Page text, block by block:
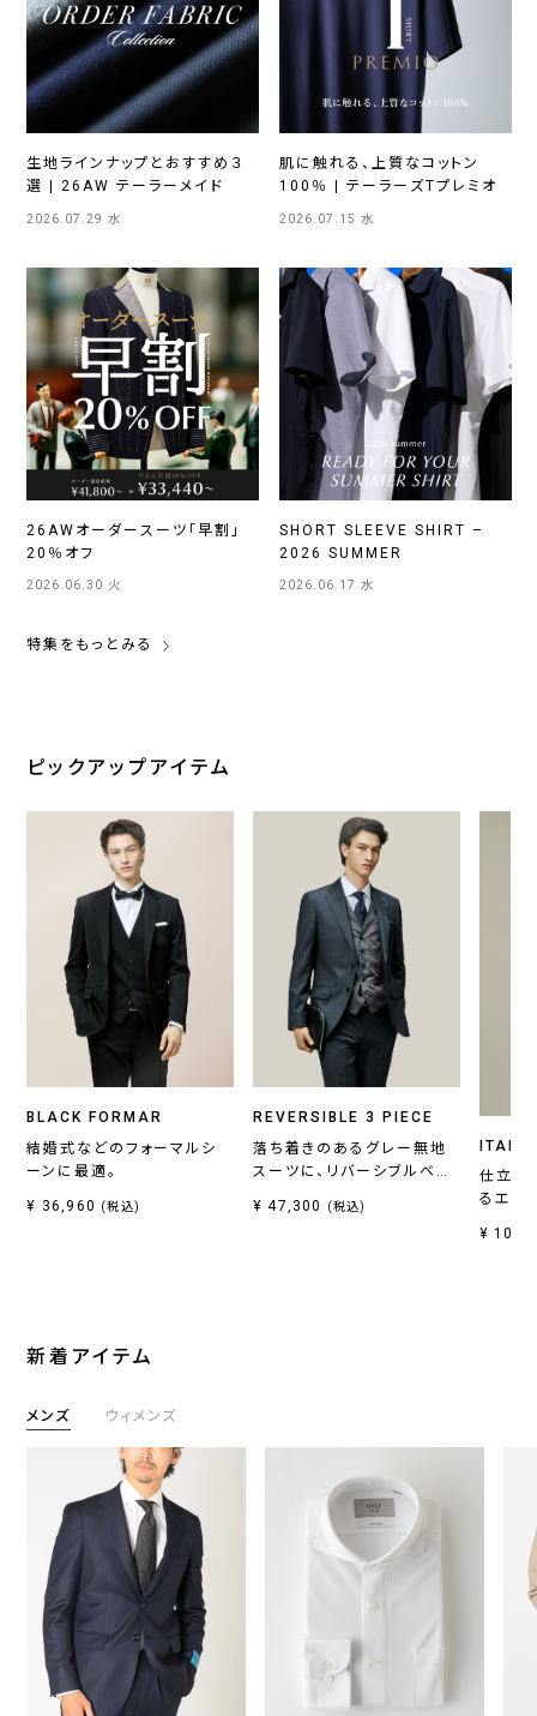
生地ラインナップとおすすめ３
選 | 26AW テーラーメイド
2026.07.29 水
肌に触れる、上質なコットン
100％ | テーラーズTプレミオ
2026.07.15 水
26AWオーダースーツ「早割」
20％オフ
2026.06.30 火
SHORT SLEEVE SHIRT –
2026 SUMMER
2026.06.17 水
特集をもっとみる
ピックアップアイテム
BLACK FORMAR
結婚式などのフォーマルシ
ーンに最適。
¥ 36,960 (税込)
REVERSIBLE 3 PIECE
落ち着きのあるグレー無地
スーツに、リバーシブルベス
¥ 47,300 (税込)
仕立て
るエレ
¥
新着アイテム
メンズ ウィメンズ